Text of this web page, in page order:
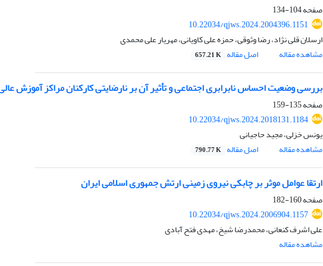
صفحه104-134
10.22034/qjws.2024.2004396.1151
ارسلان قلی نژاد، رضا وثوقی، حمزه علی کاویانی، مهریار علی محمدی
مشاهده مقاله
اصل مقاله 657.21 K
بررسی وضعیت احساس نابرابری اجتماعی و تأثیر آن بر نارضایتی کارکنان مراکز آموزش
صفحه135-159
10.22034/qjws.2024.2018131.1184
یونس خزلی، مجید حاجیانی
مشاهده مقاله
اصل مقاله 790.77 K
ارتقا عوامل موثر بر چابکی نیروی زمینی ارتش جمهوری اسلامی ایران
صفحه160-182
10.22034/qjws.2024.2006904.1157
علی اشرف کنعانی، محمدرضا شیخ، مهدی فتح آبادی
مشاهده مقاله